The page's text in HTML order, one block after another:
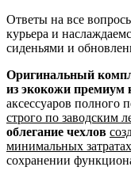
Ответы на все
курьера и
сиденьями и
Оригинальный
из экокожи премиум
аксессуаров полного
строго по заводским
облегание чехлов
минимальных
сохранении